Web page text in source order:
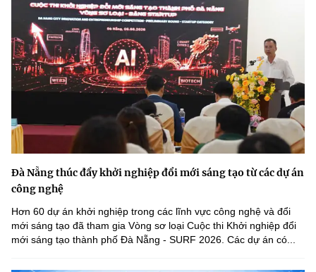
Đà Nẵng thúc đẩy khởi nghiệp đổi mới sáng tạo từ các dự án
công nghệ
Hơn 60 dự án khởi nghiệp trong các lĩnh vực công nghệ và đổi
mới sáng tạo đã tham gia Vòng sơ loại Cuộc thi Khởi nghiệp đổi
mới sáng tạo thành phố Đà Nẵng - SURF 2026. Các dự án có...